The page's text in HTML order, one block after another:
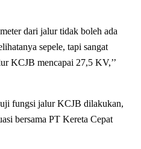
dari jalur tidak boleh ada
sepele, tapi sangat
KCJB mencapai 27,5 KV,’’
fungsi jalur KCJB dilakukan,
bersama PT Kereta Cepat